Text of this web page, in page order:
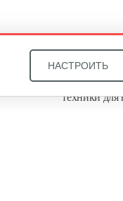
Звоните, и
техники для
НАСТРОИТЬ